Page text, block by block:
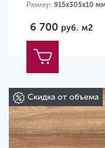
Размер: 915х305х10
6 700 руб. м2
Скидка от объема